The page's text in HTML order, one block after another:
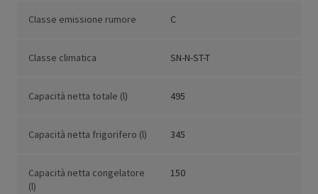
Classe emissione rumore C
Classe climatica SN-N-ST-T
Capacità netta totale (l) 495
Capacità netta frigorifero (l) 345
Capacità netta congelatore
(l)
150